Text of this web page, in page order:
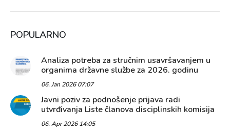
POPULARNO
Analiza potreba za stručnim usavršavanjem u
organima državne službe za 2026. godinu
06. Jan 2026 07:07
Javni poziv za podnošenje prijava radi
utvrđivanja Liste članova disciplinskih komisija
06. Apr 2026 14:05